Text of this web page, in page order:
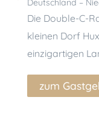
Deutschland –
Die Double-C-
kleinen Dorf
einzigartigen
zum